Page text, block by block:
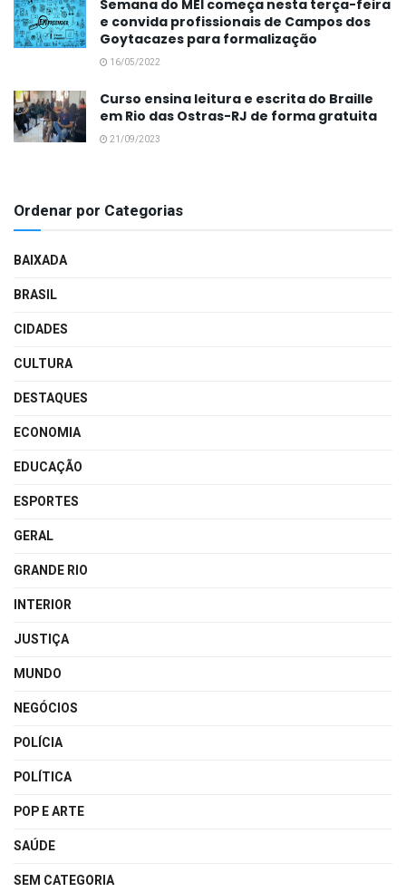
Semana do MEI começa nesta terça-feira
e convida profissionais de Campos dos
Goytacazes para formalização
16/05/2022
Curso ensina leitura e escrita do Braille
em Rio das Ostras-RJ de forma gratuita
21/09/2023
Ordenar por Categorias
BAIXADA
BRASIL
CIDADES
CULTURA
DESTAQUES
ECONOMIA
EDUCAÇÃO
ESPORTES
GERAL
GRANDE RIO
INTERIOR
JUSTIÇA
MUNDO
NEGÓCIOS
POLÍCIA
POLÍTICA
POP E ARTE
SAÚDE
SEM CATEGORIA